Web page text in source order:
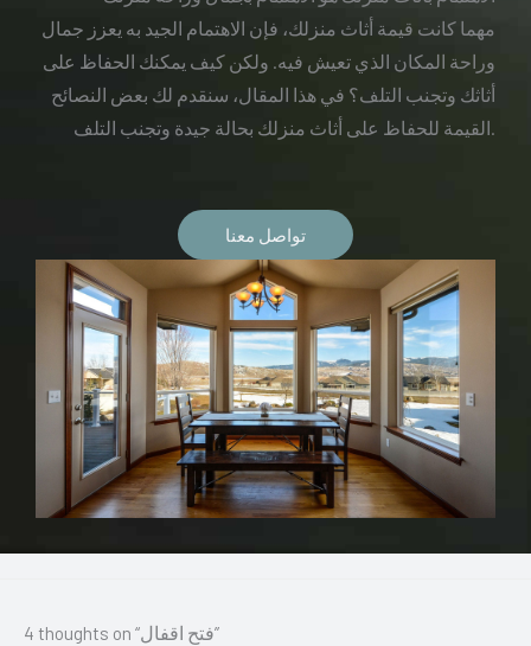
مهما كانت قيمة أثاث منزلك، فإن الاهتمام الجيد به يعزز جمال
وراحة المكان الذي تعيش فيه. ولكن كيف يمكنك الحفاظ على
أثاثك وتجنب التلف؟ في هذا المقال، سنقدم لك بعض النصائح
القيمة للحفاظ على أثاث منزلك بحالة جيدة وتجنب التلف.
تواصل معنا
4 thoughts on “فتح اقفال”